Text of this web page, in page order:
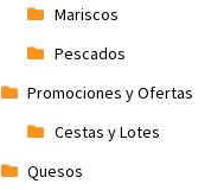
Mariscos
Pescados
Promociones y Ofertas
Cestas y Lotes
Quesos